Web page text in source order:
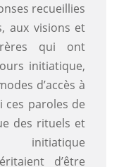
recueillies
aux visions et
qui ont
initiatique,
d’accès à
ces paroles de
des rituels et
initiatique
d’être